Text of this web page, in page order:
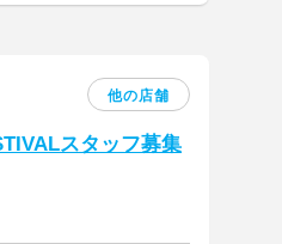
他の店舗
スタッフ募集